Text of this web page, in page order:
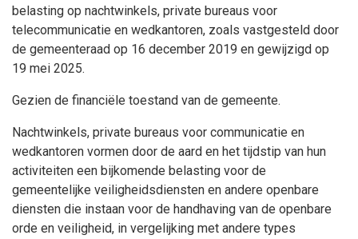
belasting op nachtwinkels, private bureaus voor
telecommunicatie en wedkantoren, zoals vastgesteld door
de gemeenteraad op 16 december 2019 en gewijzigd op
19 mei 2025.
Gezien de financiële toestand van de gemeente.
Nachtwinkels, private bureaus voor communicatie en
wedkantoren vormen door de aard en het tijdstip van hun
activiteiten een bijkomende belasting voor de
gemeentelijke veiligheidsdiensten en andere openbare
diensten die instaan voor de handhaving van de openbare
orde en veiligheid, in vergelijking met andere types